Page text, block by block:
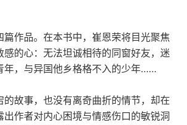
篇作品。在本书中，崔恩荣将目光聚焦
感的心：无法坦诚相待的同窗好友，迷
年，与异国他乡格格不入的少年……
的故事，也没有离奇曲折的情节，却在
出作者对内心困境与情感伤口的敏锐洞